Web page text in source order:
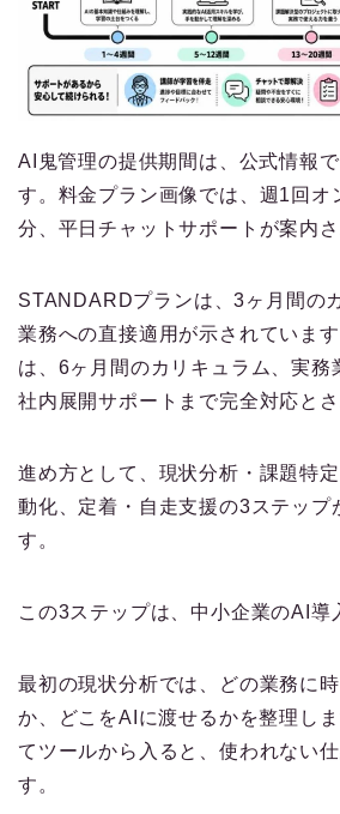
AI鬼管理の提供期間は、公式情報
す。料金プラン画像では、週1回オ
分、平日チャットサポートが案内さ
STANDARDプランは、3ヶ月間の
業務への直接適用が示されていま
は、6ヶ月間のカリキュラム、実務
社内展開サポートまで完全対応とさ
進め方として、現状分析・課題特
動化、定着・自走支援の3ステップ
す。
この3ステップは、中小企業のAI導
最初の現状分析では、どの業務に
か、どこをAIに渡せるかを整理し
てツールから入ると、使われない
す。